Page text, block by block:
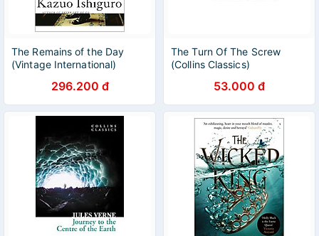
The Remains of the Day
(Vintage International)
296.200 đ
The Turn Of The Screw
(Collins Classics)
53.000 đ